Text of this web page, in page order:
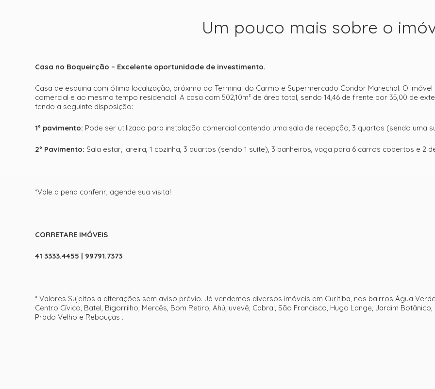
Um pouco mais sobre o
Casa no Boqueirção – Excelente oportunidade de investimento.
Casa de esquina com ótima localização, próximo ao Terminal do Carmo e Supermercado Condor Marechal. O
comercial e ao mesmo tempo residencial. A casa com 502,10m² de área total, sendo 14,46 de frente por 35,00 de
tendo a seguinte disposição:
1º pavimento: Pode ser utilizado para instalação comercial contendo uma sala de recepção, 3 quartos (sendo uma
2º Pavimento: Sala estar, lareira, 1 cozinha, 3 quartos (sendo 1 suíte), 3 banheiros, vaga para 6 carros cobertos e 2
*Vale a pena conferir, agende sua visita!
CORRETARE IMÓVEIS
41 3333.4455 | 99791.7373
* Valores Sujeitos a alterações sem aviso prévio. Já vendemos diversos imóveis em Curitiba, nos bairros Água
Centro Cívico, Batel, Bigorrilho, Mercês, Bom Retiro, Ahú, uvevê, Cabral, São Francisco, Hugo Lange, Jardim
Prado Velho e Rebouças .